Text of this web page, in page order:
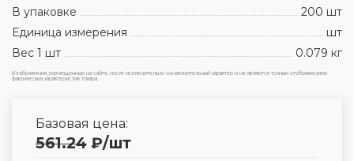
В упаковке
200 шт
Единица измерения
шт
Вес 1 шт
0.079 кг
Изображения, размещенные на сайте, носят исключительно ознакомительный характер и не являются точным отображением
фактических характеристик товара.
Базовая цена:
561.24 ₽/шт